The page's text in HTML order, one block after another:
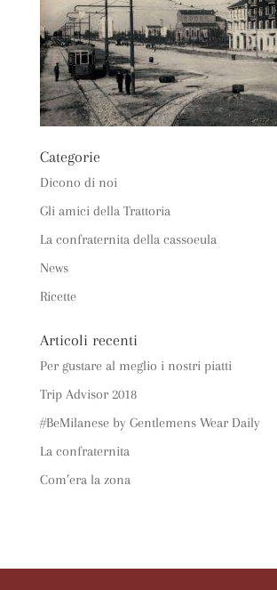
Categorie
Dicono di noi
Gli amici della Trattoria
La confraternita della cassoeula
News
Ricette
Articoli recenti
Per gustare al meglio i nostri piatti
Trip Advisor 2018
#BeMilanese by Gentlemens Wear Daily
La confraternita
Com’era la zona